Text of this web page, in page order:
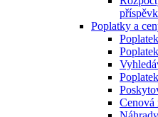
Poplatky a
Cenová